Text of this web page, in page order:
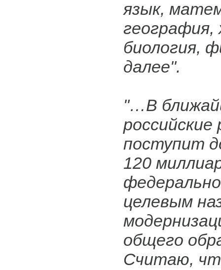
язык,
география,
биология,
далее".
"…В
российские
поступит
120
целевым
общего
Считаю,